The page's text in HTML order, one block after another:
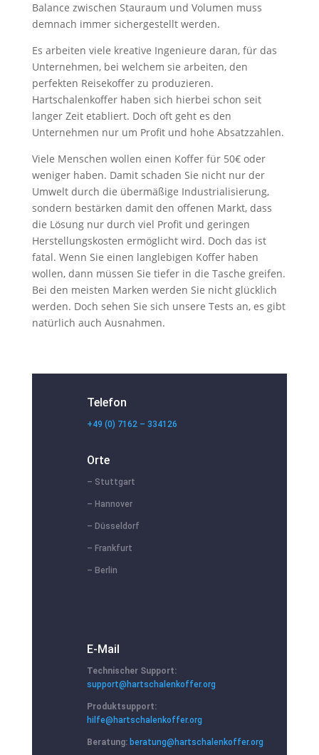
Balance zwischen Stauraum und Volumen muss
demnach immer sichergestellt werden.
Es arbeiten viele kreative Ingenieure daran, für das
Unternehmen, bei welchem sie arbeiten, den
perfekten Reisekoffer zu produzieren.
Hartschalenkoffer haben sich hierbei schon seit
langer Zeit etabliert. Doch oft geht es den
Unternehmen nur um Profit und hohe Absatzzahlen.
Viele Menschen wollen einen Koffer für 50€ oder
weniger haben. Damit schaden Sie nicht nur der
Umwelt durch die übermäßige Industrialisierung,
sondern bestärken damit den offenen Markt, dass
die Lösung nur durch viel Profit und geringen
Herstellungskosten ermöglicht wird. Doch das ist
fatal. Wenn Sie einen langlebigen Koffer haben
wollen, dann müssen Sie tiefer in die Tasche greifen.
Bei den meisten Marken werden Sie nicht glücklich
werden. Doch sehen Sie sich unsere Tests an, es gibt
natürlich auch Ausnahmen.
Telefon
+49 (0) 7162 – 334126
Orte
– Stuttgart
– Hannover
– Düsseldorf
– Frankfurt
– Berlin
E-Mail
Technischer Support:
support@hartschalenkoffer.org
Produktsupport:
hilfe@hartschalenkoffer.org
Beratung: beratung@hartschalenkoffer.org